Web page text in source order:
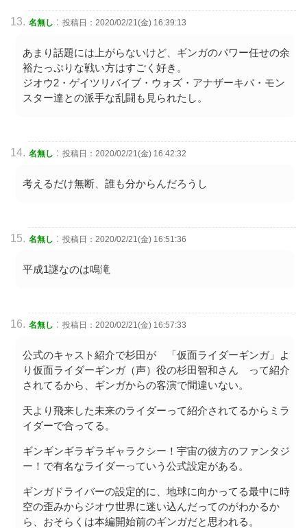
名無し : 投稿日：2020/02/21(金) 16:39:13
あまり話題には上がらないけど、ギンガのパワー任せの余
裕たっぷりな戦い方はすごく好き。
ジオウ2・ゲイツリバイブ・ウォズ・アナザーキバ・モン
スター達との派手な乱闘も見られたし。
名無し : 投稿日：2020/02/21(金) 16:42:32
考えるだけ無断、誰も分からんだろうし
名無し : 投稿日：2020/02/21(金) 16:51:36
平成1謎なのは鳴滝
名無し : 投稿日：2020/02/21(金) 16:57:33
公式のキャスト紹介で杉田が 「仮面ライダーギンガ」よ
り仮面ライダーギンガ（声）役の杉田智和さん って紹介
されてるから、ギンガからの客演で間違いない。
天より飛来した未来のライダーって紹介されてるからミラ
イダーで合ってる。
ギンギンギラギラギャラクシー！宇宙の彼方のファンタジ
ー！で有名なライダーっていう公式設定がある。
ギンガドライバーの設定的に、地球に向かってる最中に時
空の歪みからジオウ世界に迷い込んだってのがわかるか
ら、おそらくは本編開始前のギンガだと思われる。